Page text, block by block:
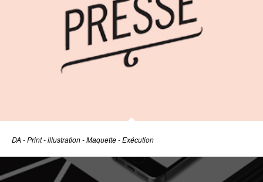
DA - Print - illustration - Maquette - Exécution